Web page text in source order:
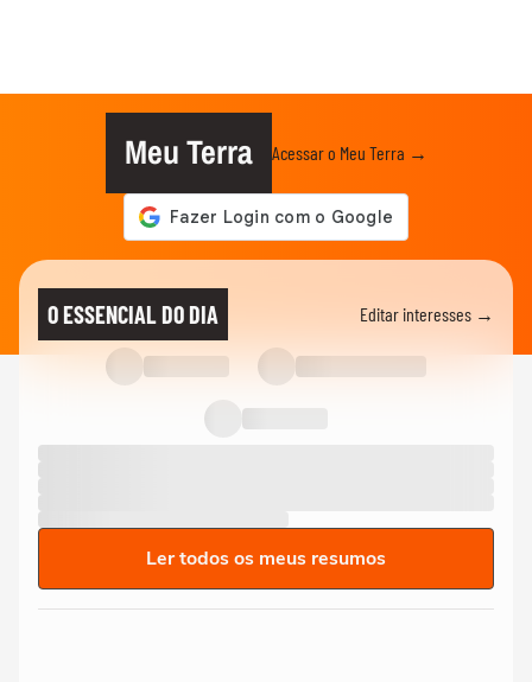
Meu Terra Acessar o Meu Terra →
O ESSENCIAL DO DIA Editar interesses →
Ler todos os meus resumos